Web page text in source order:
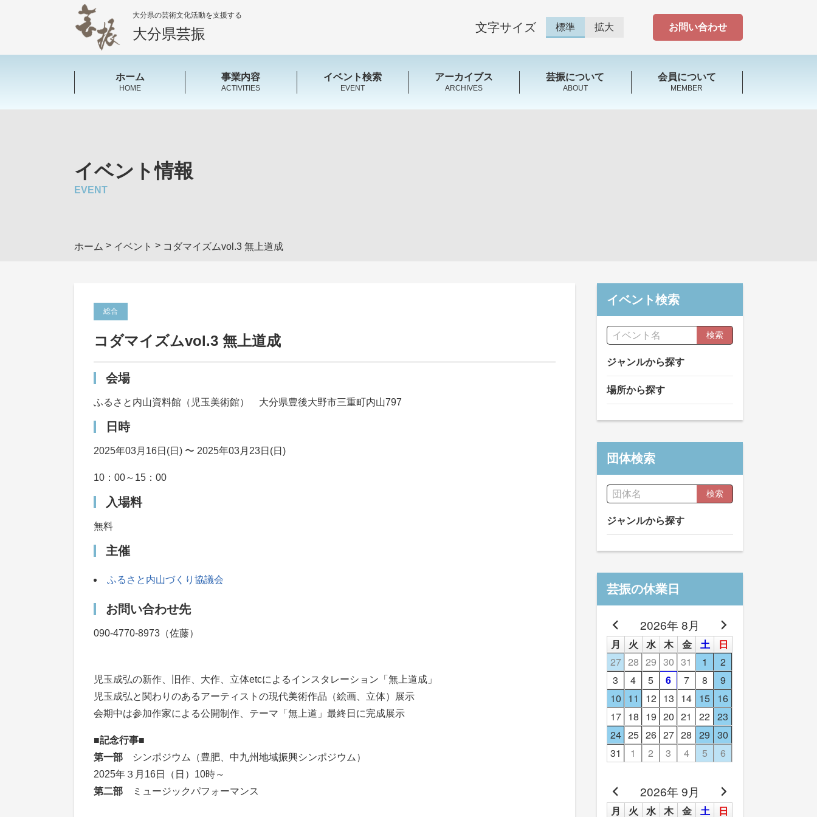
大分県の芸術文化活動を支援する
大分県芸振 文字サイズ 標準 拡大 お問い合わせ
ホーム
HOME
事業内容
ACTIVITIES
イベント検索
EVENT
アーカイブス
ARCHIVES
芸振について
ABOUT
会員について
MEMBER
イベント情報
EVENT
ホーム > イベント > コダマイズムvol.3 無上道成
総合
コダマイズムvol.3 無上道成
会場
ふるさと内山資料館（児玉美術館） 大分県豊後大野市三重町内山797
日時
2025年03月16日(日) 〜 2025年03月23日(日)
10：00～15：00
入場料
無料
主催
ふるさと内山づくり協議会
お問い合わせ先
090-4770-8973（佐藤）
児玉成弘の新作、旧作、大作、立体etcによるインスタレーション「無上道成」
児玉成弘と関わりのあるアーティストの現代美術作品（絵画、立体）展示
会期中は参加作家による公開制作、テーマ「無上道」最終日に完成展示
■記念行事■
第一部 シンポジウム（豊肥、中九州地域振興シンポジウム）
2025年３月16日（日）10時～
第二部 ミュージックパフォーマンス
イベント検索
検索
ジャンルから探す
場所から探す
団体検索
検索
ジャンルから探す
芸振の休業日
2026年 8月
月 火 水 木 金 土
日
27 28 29 30 31 1
2
3
4 5 6 7 8
9
10 11 12 13 14 15 16
17 18 19 20 21 22 23
24 25 26 27 28 29 30
31
1 2 3 4 5 6
2026年 9月
月 火 水 木 金 土
日